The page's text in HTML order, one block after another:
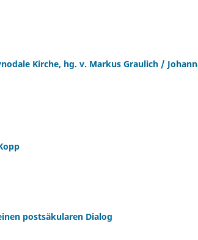
Kirche, hg. v. Markus Graulich /
postsäkularen Dialog